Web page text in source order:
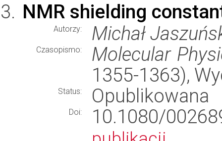
NMR shielding
Autorzy: Michał
Czasopismo:
Molecular
1355-1363),
Status: Opublikowana
Doi: 10.1080/